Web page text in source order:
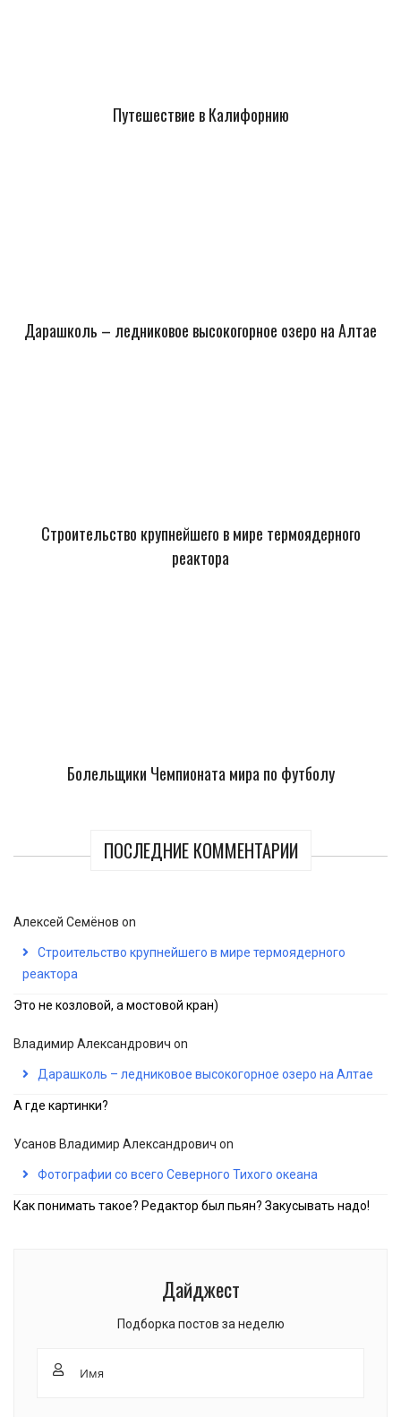
Путешествие в Калифорнию
Дарашколь – ледниковое высокогорное озеро на Алтае
Строительство крупнейшего в мире термоядерного
реактора
Болельщики Чемпионата мира по футболу
ПОСЛЕДНИЕ КОММЕНТАРИИ
Алексей Семёнов on
Строительство крупнейшего в мире термоядерного
реактора
Это не козловой, а мостовой кран)
Владимир Александрович on
Дарашколь – ледниковое высокогорное озеро на Алтае
А где картинки?
Усанов Владимир Александрович on
Фотографии со всего Северного Тихого океана
Как понимать такое? Редактор был пьян? Закусывать надо!
Дайджест
Подборка постов за неделю